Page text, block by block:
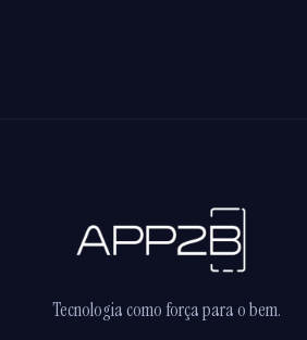
Tecnologia como força para o bem.